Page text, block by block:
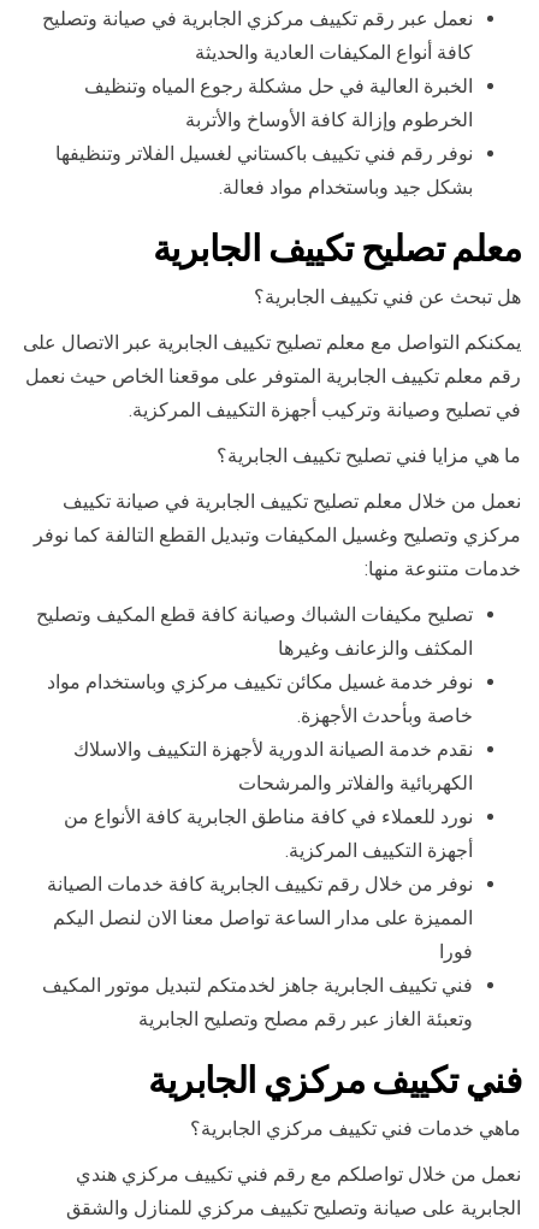
نعمل عبر رقم تكييف مركزي الجابرية في صيانة وتصليح
كافة أنواع المكيفات العادية والحديثة
الخبرة العالية في حل مشكلة رجوع المياه وتنظيف
الخرطوم وإزالة كافة الأوساخ والأتربة
نوفر رقم فني تكييف باكستاني لغسيل الفلاتر وتنظيفها
بشكل جيد وباستخدام مواد فعالة.
معلم تصليح تكييف الجابرية
هل تبحث عن فني تكييف الجابرية؟
يمكنكم التواصل مع معلم تصليح تكييف الجابرية عبر الاتصال على
رقم معلم تكييف الجابرية المتوفر على موقعنا الخاص حيث نعمل
في تصليح وصيانة وتركيب أجهزة التكييف المركزية.
ما هي مزايا فني تصليح تكييف الجابرية؟
نعمل من خلال معلم تصليح تكييف الجابرية في صيانة تكييف
مركزي وتصليح وغسيل المكيفات وتبديل القطع التالفة كما نوفر
خدمات متنوعة منها:
تصليح مكيفات الشباك وصيانة كافة قطع المكيف وتصليح
المكثف والزعانف وغيرها
نوفر خدمة غسيل مكائن تكييف مركزي وباستخدام مواد
خاصة وبأحدث الأجهزة.
نقدم خدمة الصيانة الدورية لأجهزة التكييف والاسلاك
الكهربائية والفلاتر والمرشحات
نورد للعملاء في كافة مناطق الجابرية كافة الأنواع من
أجهزة التكييف المركزية.
نوفر من خلال رقم تكييف الجابرية كافة خدمات الصيانة
المميزة على مدار الساعة تواصل معنا الان لنصل اليكم
فورا
فني تكييف الجابرية جاهز لخدمتكم لتبديل موتور المكيف
وتعبئة الغاز عبر رقم مصلح وتصليح الجابرية
فني تكييف مركزي الجابرية
ماهي خدمات فني تكييف مركزي الجابرية؟
نعمل من خلال تواصلكم مع رقم فني تكييف مركزي هندي
الجابرية على صيانة وتصليح تكييف مركزي للمنازل والشقق